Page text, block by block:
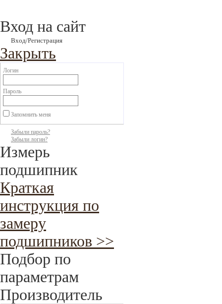
Вход на сайт
Вход/Регистрация
Закрыть
Логин
Пароль
Запомнить меня
Забыли пароль?
Забыли логин?
Измерь
подшипник
Краткая
инструкция по
замеру
подшипников >>
Подбор по
параметрам
Производитель